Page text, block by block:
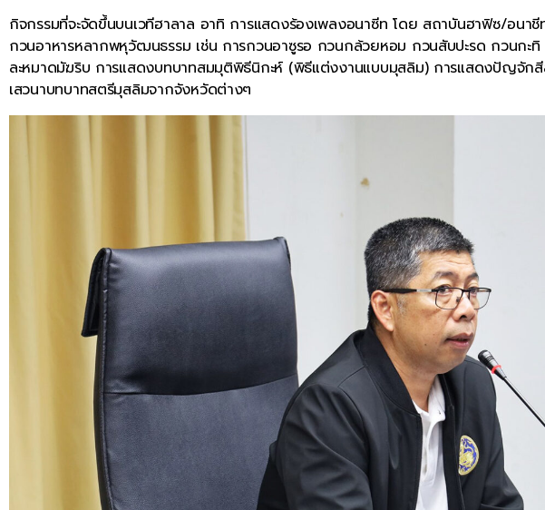
กิจกรรมที่จะจัดขึ้นบนเวทีฮาลาล อาทิ การแสดงร้องเพลงอนาซีท โดย สถาบันฮาฟิซ/อนา
กวนอาหารหลากพหุวัฒนธรรม เช่น การกวนอาซูรอ กวนกล้วยหอม กวนสับปะรด กวนกะทิ
ละหมาดมัฆริบ การแสดงบทบาทสมมุติพิธีนิกะห์ (พิธีแต่งงานแบบมุสลิม) การแสดงปัญจักสี
เสวนาบทบาทสตรีมุสลิมจากจังหวัดต่างๆ